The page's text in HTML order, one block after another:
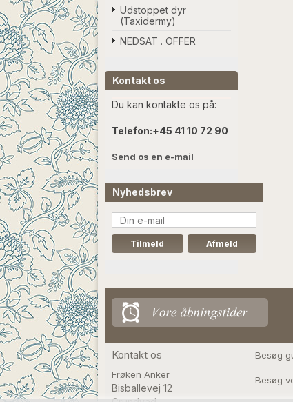
Udstoppet dyr
(Taxidermy)
NEDSAT . OFFER
Kontakt os
Du kan kontakte os på:
Telefon:+45 41 10 72 90
Send os en e-mail
Nyhedsbrev
Kontakt os
Frøken Anker
Bisballevej 12
Besøg
Besøg